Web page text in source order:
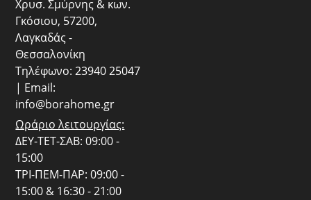
Χρυσ. Σμύρνης & κων.
Γκόσιου, 57200,
Λαγκαδάς -
Θεσσαλονίκη
Τηλέφωνο: 23940 25047
| Email:
info@borahome.gr
Ωράριο λειτουργίας:
ΔΕΥ-ΤΕΤ-ΣΑΒ: 09:00 -
15:00
ΤΡΙ-ΠΕΜ-ΠΑΡ: 09:00 -
15:00 & 16:30 - 21:00